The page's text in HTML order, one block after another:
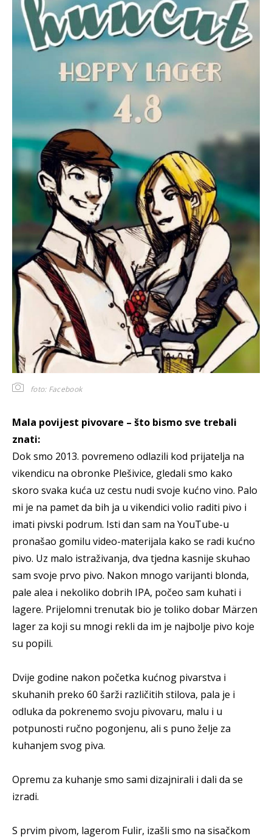
foto: Facebook
Mala povijest pivovare – što bismo sve trebali
znati:
Dok smo 2013. povremeno odlazili kod prijatelja na
vikendicu na obronke Plešivice, gledali smo kako
skoro svaka kuća uz cestu nudi svoje kućno vino. Palo
mi je na pamet da bih ja u vikendici volio raditi pivo i
imati pivski podrum. Isti dan sam na YouTube-u
pronašao gomilu video-materijala kako se radi kućno
pivo. Uz malo istraživanja, dva tjedna kasnije skuhao
sam svoje prvo pivo. Nakon mnogo varijanti blonda,
pale alea i nekoliko dobrih IPA, počeo sam kuhati i
lagere. Prijelomni trenutak bio je toliko dobar Märzen
lager za koji su mnogi rekli da im je najbolje pivo koje
su popili.
Dvije godine nakon početka kućnog pivarstva i
skuhanih preko 60 šarži različitih stilova, pala je i
odluka da pokrenemo svoju pivovaru, malu i u
potpunosti ručno pogonjenu, ali s puno želje za
kuhanjem svog piva.
Opremu za kuhanje smo sami dizajnirali i dali da se
izradi.
S prvim pivom, lagerom Fulir, izašli smo na sisačkom